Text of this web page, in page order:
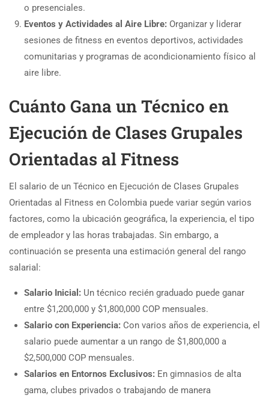
o presenciales.
Eventos y Actividades al Aire Libre: Organizar y liderar
sesiones de fitness en eventos deportivos, actividades
comunitarias y programas de acondicionamiento físico al
aire libre.
Cuánto Gana un Técnico en
Ejecución de Clases Grupales
Orientadas al Fitness
El salario de un Técnico en Ejecución de Clases Grupales
Orientadas al Fitness en Colombia puede variar según varios
factores, como la ubicación geográfica, la experiencia, el tipo
de empleador y las horas trabajadas. Sin embargo, a
continuación se presenta una estimación general del rango
salarial:
Salario Inicial: Un técnico recién graduado puede ganar
entre $1,200,000 y $1,800,000 COP mensuales.
Salario con Experiencia: Con varios años de experiencia, el
salario puede aumentar a un rango de $1,800,000 a
$2,500,000 COP mensuales.
Salarios en Entornos Exclusivos: En gimnasios de alta
gama, clubes privados o trabajando de manera